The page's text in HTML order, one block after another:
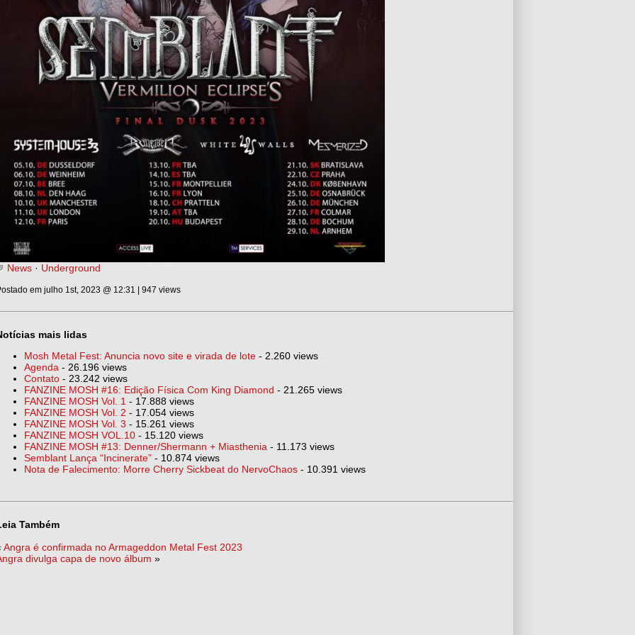
News · Underground
em julho 1st, 2023 @ 12:31 | 947 views
mais lidas
Mosh Metal Fest: Anuncia novo site e virada de lote - 2.260 views
Agenda - 26.196 views
Contato - 23.242 views
FANZINE MOSH #16: Edição Física Com King Diamond - 21.265 views
FANZINE MOSH Vol. 1 - 17.888 views
FANZINE MOSH Vol. 2 - 17.054 views
FANZINE MOSH Vol. 3 - 15.261 views
FANZINE MOSH VOL.10 - 15.120 views
FANZINE MOSH #13: Denner/Shermann + Miasthenia - 11.173 views
Semblant Lança “Incinerate” - 10.874 views
Nota de Falecimento: Morre Cherry Sickbeat do NervoChaos - 10.391 views
Também
Angra é confirmada no Armageddon Metal Fest 2023
divulga capa de novo álbum »